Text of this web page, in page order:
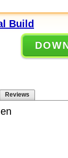
Build
Reviews